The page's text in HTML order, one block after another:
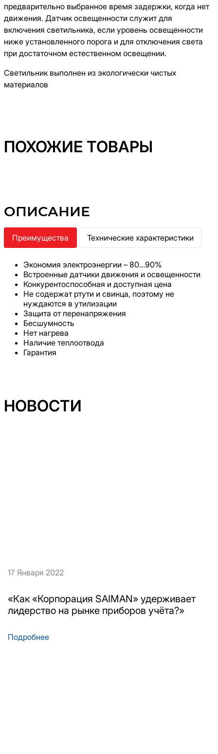
предварительно выбранное время задержки, когда нет
движения. Датчик освещенности служит для
включения светильника, если уровень освещенности
ниже установленного порога и для отключения света
при достаточном естественном освещении.
Светильник выполнен из экологически чистых
материалов
ПОХОЖИЕ ТОВАРЫ
ОПИСАНИЕ
Преимущества Технические характеристики
Экономия электроэнергии – 80…90%
Встроенные датчики движения и освещенности
Конкурентоспособная и доступная цена
Не содержат ртути и свинца, поэтому не
нуждаются в утилизации
Защита от перенапряжения
Бесшумность
Нет нагрева
Наличие теплоотвода
Гарантия
НОВОСТИ
17 Января 2022
«Как «Корпорация SAIMAN» удерживает
лидерство на рынке приборов учёта?»
Подробнее